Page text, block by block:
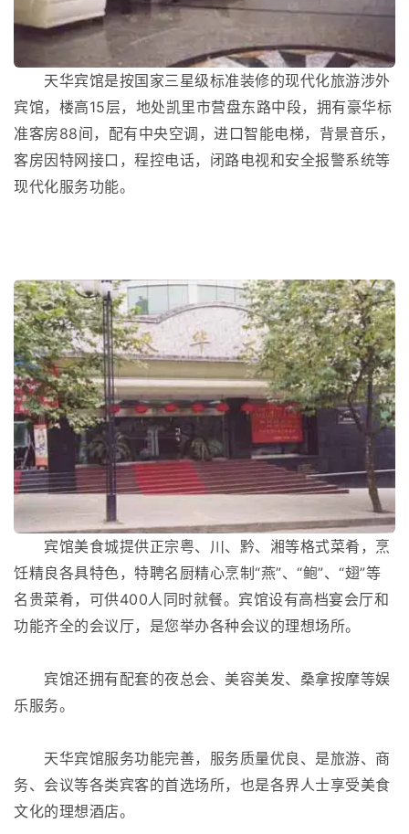
天华宾馆是按国家三星级标准装修的现代化旅游涉外
宾馆，楼高15层，地处凯里市营盘东路中段，拥有豪华标
准客房88间，配有中央空调，进口智能电梯，背景音乐，
客房因特网接口，程控电话，闭路电视和安全报警系统等
现代化服务功能。
宾馆美食城提供正宗粤、川、黔、湘等格式菜肴，烹
饪精良各具特色，特聘名厨精心烹制“燕”、“鲍”、“翅”等
名贵菜肴，可供400人同时就餐。宾馆设有高档宴会厅和
功能齐全的会议厅，是您举办各种会议的理想场所。
宾馆还拥有配套的夜总会、美容美发、桑拿按摩等娱
乐服务。
天华宾馆服务功能完善，服务质量优良、是旅游、商
务、会议等各类宾客的首选场所，也是各界人士享受美食
文化的理想酒店。